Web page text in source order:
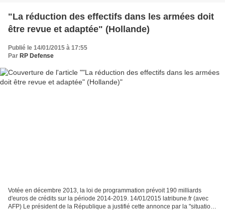
"La réduction des effectifs dans les armées doit
être revue et adaptée" (Hollande)
Publié le 14/01/2015 à 17:55
Par RP Defense
Votée en décembre 2013, la loi de programmation prévoit 190 milliards
d'euros de crédits sur la période 2014-2019. 14/01/2015 latribune.fr (avec
AFP) Le président de la République a justifié cette annonce par la "situation